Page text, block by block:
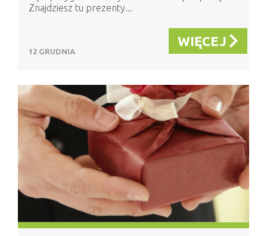
Znajdziesz tu prezenty...
12 GRUDNIA
WIĘCEJ